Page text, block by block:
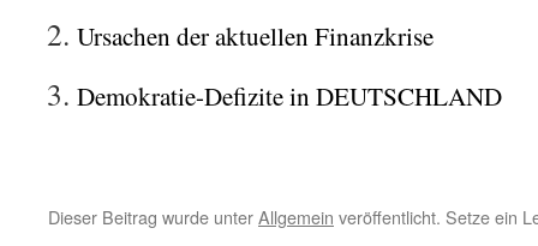
Ursachen der aktuellen Finanzkrise
Demokratie-Defizite in DEUTSCHLAND
Dieser Beitrag wurde unterAllgemein veröffentlicht. Setze ein